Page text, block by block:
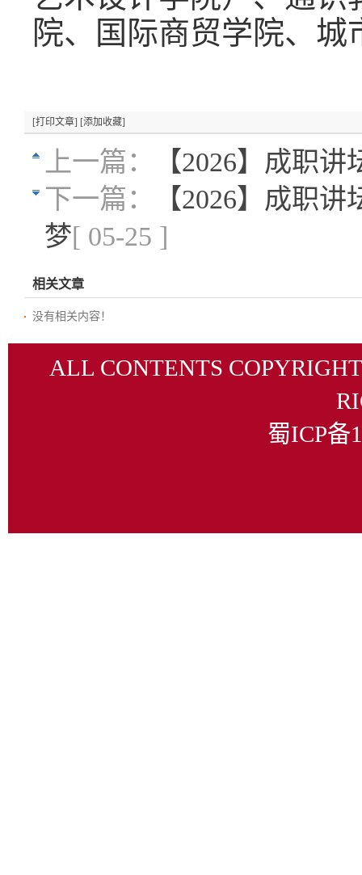
院、国际商贸学院、城
[打印文章] [添加收藏]
上一篇：
【2026】成职
下一篇：
【2026】成职
梦[ 05-25 ]
相关文章
没有相关内容！
ALL CONTENTS
蜀ICP备